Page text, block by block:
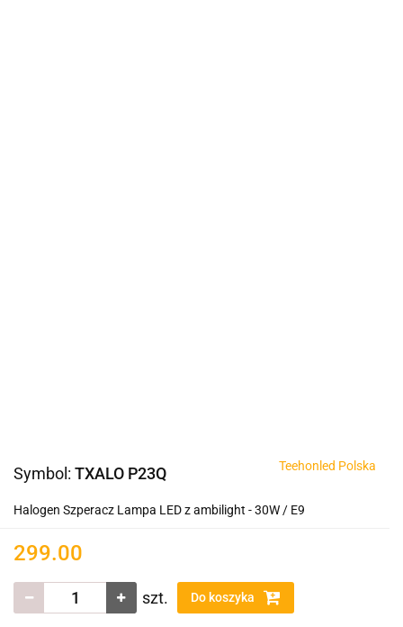
Symbol: TXALO P23Q Teehonled Polska
Halogen Szperacz Lampa LED z ambilight - 30W / E9
299.00
szt. Do koszyka